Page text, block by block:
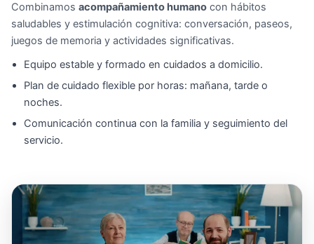
Combinamos acompañamiento humano con hábitos
saludables y estimulación cognitiva: conversación, paseos,
juegos de memoria y actividades significativas.
Equipo estable y formado en cuidados a domicilio.
Plan de cuidado flexible por horas: mañana, tarde o
noches.
Comunicación continua con la familia y seguimiento del
servicio.